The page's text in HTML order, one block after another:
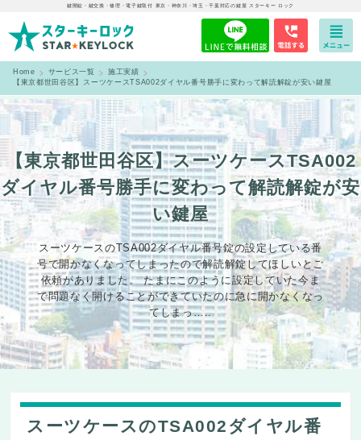
鍵開錠・鍵交換・修理・電子鍵取付 東京・神奈川・埼玉・千葉対応の鍵屋 スターキー ロック
Home サービス一覧
施工実績
【東京都世田谷区】スーツケースTSA002ダイヤル番号勝手に変わって解読解錠が安い鍵屋
【東京都世田谷区】スーツケースTSA002
ダイヤル番号勝手に変わって解読解錠が安
い鍵屋
スーツケースのTSA002ダイヤル番号錠の設定している番
号で開かなくなってしまったので解読解錠してほしいとご
依頼がありました。 たまにこのように設定していた今ま
で問題なく開けることができていたのに急に開かなくなっ
てしまっ…..
スーツケースのTSA002ダイヤル番